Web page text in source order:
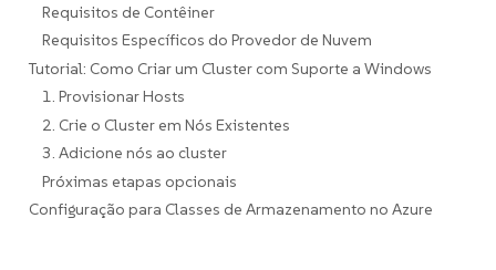
Requisitos de Contêiner
Requisitos Específicos do Provedor de Nuvem
Tutorial: Como Criar um Cluster com Suporte a Windows
1. Provisionar Hosts
2. Crie o Cluster em Nós Existentes
3. Adicione nós ao cluster
Próximas etapas opcionais
Configuração para Classes de Armazenamento no Azure